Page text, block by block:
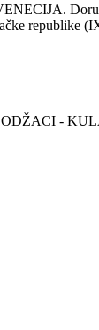
republike
ODŽACI - KULA